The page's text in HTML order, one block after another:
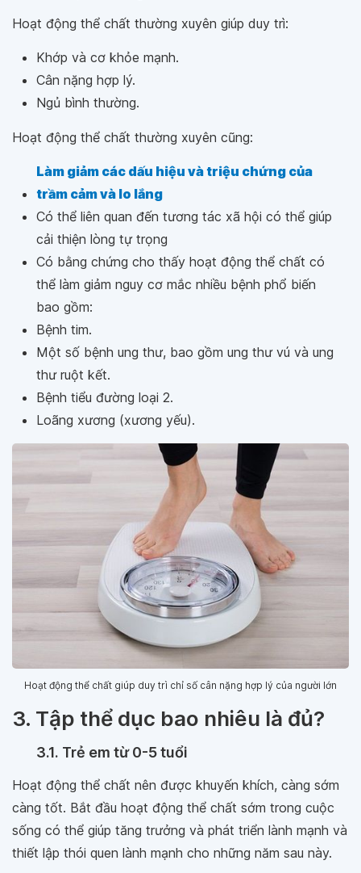
Hoạt động thể chất thường xuyên giúp duy trì:
Khớp và cơ khỏe mạnh.
Cân nặng hợp lý.
Ngủ bình thường.
Hoạt động thể chất thường xuyên cũng:
Làm giảm các dấu hiệu và triệu chứng của
trầm cảm và lo lắng
Có thể liên quan đến tương tác xã hội có thể giúp
cải thiện lòng tự trọng
Có bằng chứng cho thấy hoạt động thể chất có
thể làm giảm nguy cơ mắc nhiều bệnh phổ biến
bao gồm:
Bệnh tim.
Một số bệnh ung thư, bao gồm ung thư vú và ung
thư ruột kết.
Bệnh tiểu đường loại 2.
Loãng xương (xương yếu).
Hoạt động thể chất giúp duy trì chỉ số cân nặng hợp lý của người lớn
3. Tập thể dục bao nhiêu là đủ?
3.1. Trẻ em từ 0-5 tuổi
Hoạt động thể chất nên được khuyến khích, càng sớm
càng tốt. Bắt đầu hoạt động thể chất sớm trong cuộc
sống có thể giúp tăng trưởng và phát triển lành mạnh và
thiết lập thói quen lành mạnh cho những năm sau này.